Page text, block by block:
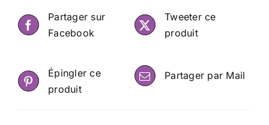
Partager sur
Facebook
Tweeter ce
produit
Épingler ce
produit
Partager par Mail